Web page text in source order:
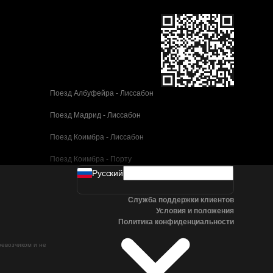
Поезд Албуфейра - Лиссабон
Поезд Мадрид - Лиссабон
Поезд Коимбра - Лиссабон
Поезд Коимбра - Порту
Поезд Валенсия - Барселона
Поезд Севилья - Барселона
Поезд Малага - Барселона
Поезд Малага - Мадрид
и не
Pусский
Служба поддержки клиентов
Условия и положения
Политика конфиденциальности